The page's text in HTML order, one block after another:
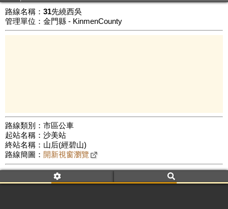
路線名稱： 31先繞西吳
管理單位：金門縣 - KinmenCounty
路線類別：市區公車
起站名稱：沙美站
終站名稱：山后(經碧山)
路線簡圖： 開新視窗瀏覽
附屬名稱：31先繞西吳
車頭描述：31先繞西吳
公車數量: 累計5472、上線4330